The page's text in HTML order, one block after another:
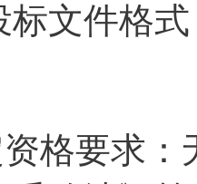
标文件格
格要求